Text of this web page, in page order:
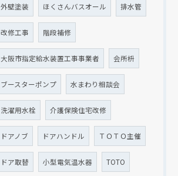
外壁塗装 ほくさんバスオール 排水管
改修工事 階段補修
大阪市指定給水装置工事事業者 会所枡
ブースターポンプ 水まわり相談会
洗濯用水栓 介護保険住宅改修
ドアノブ ドアハンドル ＴＯＴＯ主催
ドア取替 小型電気温水器 TOTO